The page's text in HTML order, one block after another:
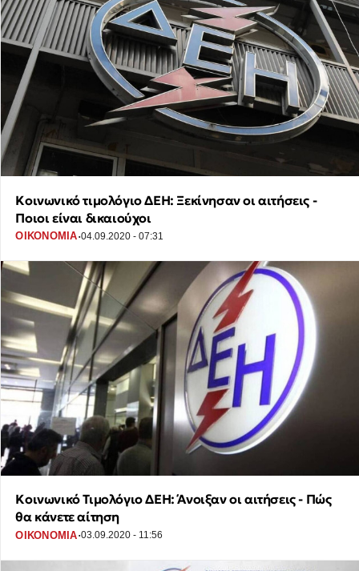
Κοινωνικό τιμολόγιο ΔΕΗ: Ξεκίνησαν οι αιτήσεις -
Ποιοι είναι δικαιούχοι
ΟΙΚΟΝΟΜΙΑ·04.09.2020 - 07:31
Κοινωνικό Τιμολόγιο ΔΕΗ: Άνοιξαν οι αιτήσεις - Πώς
θα κάνετε αίτηση
ΟΙΚΟΝΟΜΙΑ·03.09.2020 - 11:56